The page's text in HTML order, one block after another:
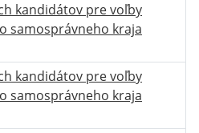
kandidátov pre voľby
samosprávneho kraja
kandidátov pre voľby
samosprávneho kraja